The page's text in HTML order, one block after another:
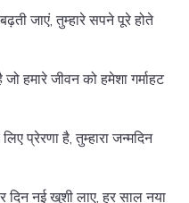
जाएं, तुम्हारे सपने पूरे होते
हमारे जीवन को हमेशा गर्माहट
प्रेरणा है, तुम्हारा जन्मदिन
दिन नई खुशी लाए, हर साल नया